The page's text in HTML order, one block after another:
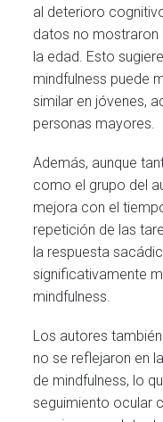
al deterioro
datos no mostraron
la edad. Esto
mindfulness puede
similar en jóvenes,
personas mayores.
Además, aunque
como el grupo del
mejora con el
repetición de las
la respuesta
significativamente
mindfulness.
Los autores
no se reflejaron en
de mindfulness, lo
seguimiento ocular